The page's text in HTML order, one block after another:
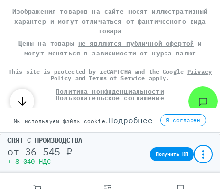
СНЯТ С ПРОИЗВОДСТВА
от 36 545 ₽
+ 8 040 НДС
Получить КП
Изображения товаров на сайте носят иллюстративный
характер и могут отличаться от фактического вида
товара
Цены на товары не являются публичной офертой и
могут меняться в зависимости от курса валют
This site is protected by reCAPTCHA and the Google Privacy
Policy andTerms of Service apply.
Политика конфиденциальности
Пользовательское соглашение
©СЕРВЕР МОЛЛ, 2014-2026
Мы используем файлы cookie. Подробнее Я согласен